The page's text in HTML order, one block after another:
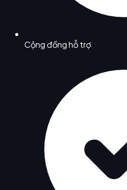
Cộng đồng hỗ trợ